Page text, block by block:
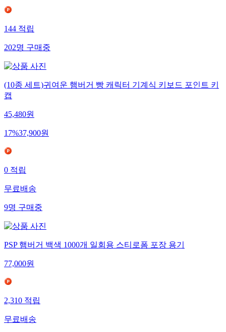
144적립
202명구매중
(10종 세트)귀여운 햄버거 빵 캐릭터 기계식 키보드 포인트 키
캡
45,480원
17%37,900원
0적립
무료배송
9명구매중
PSP 햄버거 백색 1000개 일회용 스티로폼 포장 용기
77,000원
2,310적립
무료배송